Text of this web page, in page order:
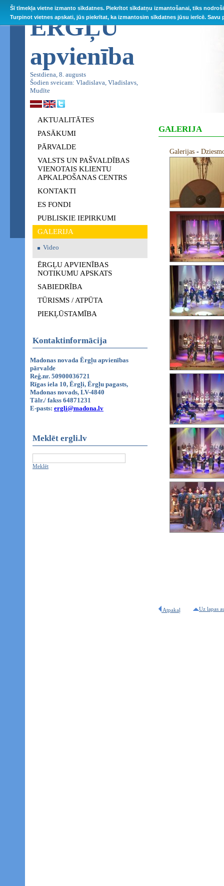
Šī tīmekļa vietne izmanto sīkdatnes. Piekrītot sīkdatņu izmantošanai, tiks
Turpinot vietnes apskati, jūs piekrītat, ka izmantosim sīkdatnes jūsu ierīcē.
ĒRGĻU
apvienība
Sestdiena, 8. augusts
Šodien sveicam: Vladislava, Vladislavs,
Mudīte
AKTUALITĀTES
PASĀKUMI
PĀRVALDE
VALSTS UN PAŠVALDĪBAS
VIENOTAIS KLIENTU
APKALPOŠANAS CENTRS
KONTAKTI
ES FONDI
PUBLISKIE IEPIRKUMI
GALERIJA
Video
ĒRGĻU APVIENĪBAS
NOTIKUMU APSKATS
SABIEDRĪBA
TŪRISMS / ATPŪTA
PIEKĻŪSTAMĪBA
Kontaktinformācija
Madonas novada Ērgļu apvienības
pārvalde
Reģ.nr. 50900036721
Rīgas iela 10, Ērgļi, Ērgļu pagasts,
Madonas novads, LV-4840
Tālr./ fakss 64871231
E-pasts: ergli@madona.lv
Meklēt ergli.lv
Meklēt
GALERIJA
Galerijas -
Atpakaļ Uz lapas